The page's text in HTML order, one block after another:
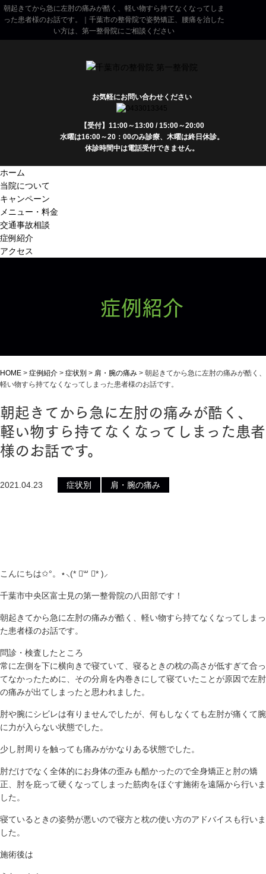
朝起きてから急に左肘の痛みが酷く、軽い物すら持てなくなってしま
った患者様のお話です。｜千葉市の整骨院で姿勢矯正、腰痛を治した
い方は、第一整骨院にご相談ください
お気軽にお問い合わせください
【受付】11:00～13:00 / 15:00～20:00
水曜は16:00～20：00のみ診療、木曜は終日休診。
休診時間中は電話受付できません。
ホーム
当院について
キャンペーン
メニュー・料金
交通事故相談
症例紹介
アクセス
症例紹介
HOME > 症例紹介 > 症状別 > 肩・腕の痛み > 朝起きてから急に左肘の痛みが酷く、
軽い物すら持てなくなってしまった患者様のお話です。
朝起きてから急に左肘の痛みが酷く、
軽い物すら持てなくなってしまった患者
様のお話です。
2021.04.23 症状別 肩・腕の痛み
こんにちは✩°。⋆⸜(* ॑꒳ ॑* )⸝
千葉市中央区富士見の第一整骨院の八田部です！
朝起きてから急に左肘の痛みが酷く、軽い物すら持てなくなってしまっ
た患者様のお話です。
問診・検査したところ
常に左側を下に横向きで寝ていて、寝るときの枕の高さが低すぎて合っ
てなかったために、その分肩を内巻きにして寝ていたことが原因で左肘
の痛みが出てしまったと思われました。
肘や腕にシビレは有りませんでしたが、何もしなくても左肘が痛くて腕
に力が入らない状態でした。
少し肘周りを触っても痛みがかなりある状態でした。
肘だけでなく全体的にお身体の歪みも酷かったので全身矯正と肘の矯
正、肘を庇って硬くなってしまった筋肉をほぐす施術を遠隔から行いま
した。
寝ているときの姿勢が悪いので寝方と枕の使い方のアドバイスも行いま
した。
施術後は